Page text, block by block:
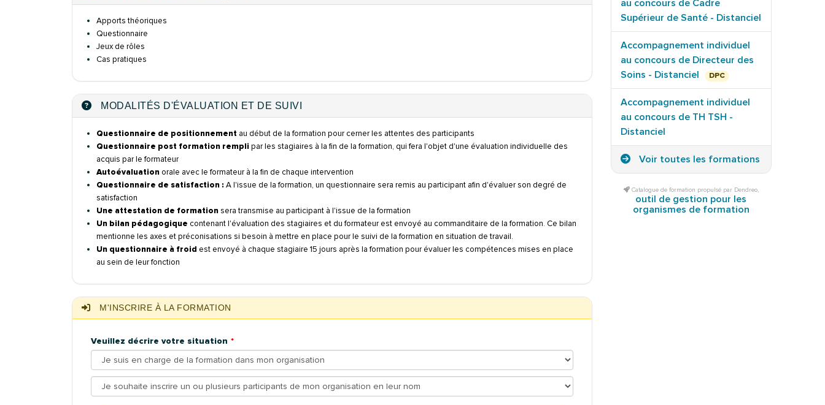
Apports théoriques
Questionnaire
Jeux de rôles
Cas pratiques
MODALITÉS D'ÉVALUATION ET DE SUIVI
Questionnaire de positionnement au début de la formation pour cerner les attentes des participants
Questionnaire post formation remplipar les stagiaires à la fin de la formation, qui fera l'objet d'une évaluation individuelle des
acquis par le formateur
Autoévaluation orale avec le formateur à la fin de chaque intervention
Questionnaire de satisfaction : A l'issue de la formation, un questionnaire sera remis au participant afin d'évaluer son degré de
satisfaction
Une attestation de formation sera transmise au participant à l'issue de la formation
Un bilan pédagogique contenant l'évaluation des stagiaires et du formateur est envoyé au commanditaire de la formation. Ce bilan
mentionne les axes et préconisations si besoin à mettre en place pour le suivi de la formation en situation de travail.
Un questionnaire à froid est envoyé à chaque stagiaire 15 jours après la formation pour évaluer les compétences mises en place
au sein de leur fonction
M'INSCRIRE À LA FORMATION
Veuillez décrire votre situation
au concours de Cadre
Supérieur de Santé - Distanciel
Accompagnement individuel
au concours de Directeur des
Soins - Distanciel
DPC
Accompagnement individuel
au concours de TH TSH -
Distanciel
Voir toutes les formations
Catalogue de formation propulsé par Dendreo,
outil de gestion pour les
organismes de formation